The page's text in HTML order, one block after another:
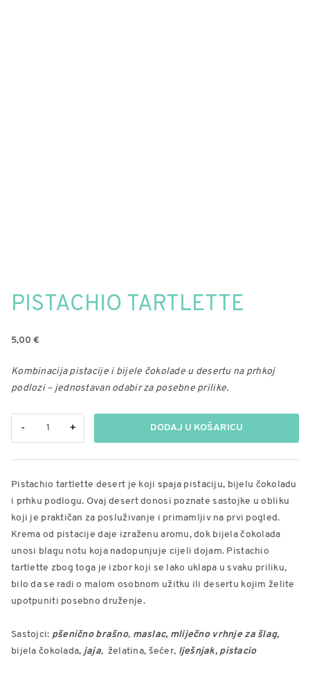
PISTACHIO TARTLETTE
5,00 €
Kombinacija pistacije i bijele čokolade u desertu na prhkoj
podlozi – jednostavan odabir za posebne prilike.
Pistachio
- + DODAJ U KOŠARICU
Pistachio tartlette desert je koji spaja pistaciju, bijelu čokoladu
i prhku podlogu. Ovaj desert donosi poznate sastojke u obliku
koji je praktičan za posluživanje i primamljiv na prvi pogled.
Krema od pistacije daje izraženu aromu, dok bijela čokolada
unosi blagu notu koja nadopunjuje cijeli dojam. Pistachio
tartlette zbog toga je izbor koji se lako uklapa u svaku priliku,
bilo da se radi o malom osobnom užitku ili desertu kojim želite
upotpuniti posebno druženje.
Sastojci: pšenično brašno, maslac, mliječno vrhnje za šlag,
bijela čokolada, jaja, želatina, šećer, lješnjak, pistacio